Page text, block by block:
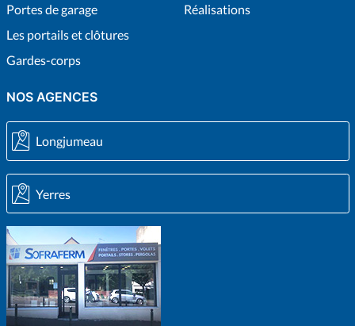
Portes de garage
Les portails et clôtures
Gardes-corps
Réalisations
NOS AGENCES
Longjumeau
Yerres